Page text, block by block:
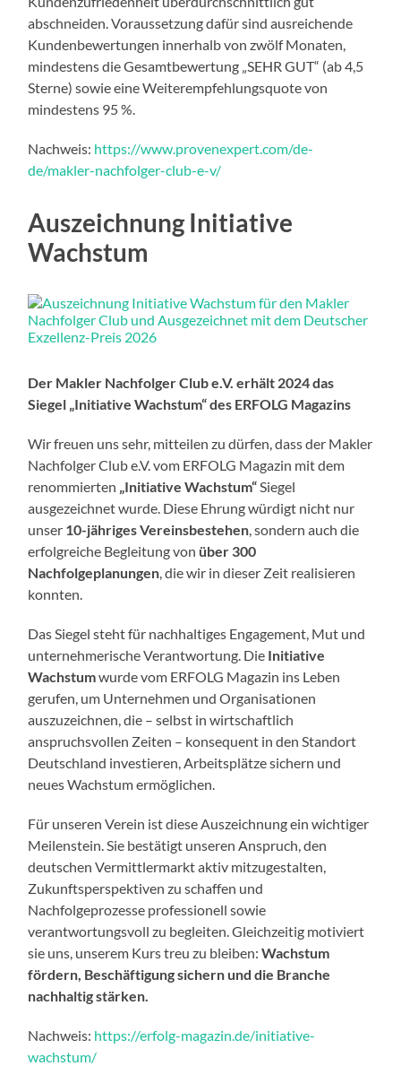
abschneiden. Voraussetzung dafür sind ausreichende
Kundenbewertungen innerhalb von zwölf Monaten,
mindestens die Gesamtbewertung „SEHR GUT“ (ab 4,5
Sterne) sowie eine Weiterempfehlungsquote von
mindestens 95 %.
Nachweis: https://www.provenexpert.com/de-
de/makler-nachfolger-club-e-v/
Auszeichnung Initiative
Wachstum
Der Makler Nachfolger Club e.V. erhält 2024 das
Siegel „Initiative Wachstum“ des ERFOLG Magazins
Wir freuen uns sehr, mitteilen zu dürfen, dass der Makler
Nachfolger Club e.V. vom ERFOLG Magazin mit dem
renommierten „Initiative Wachstum“ Siegel
ausgezeichnet wurde. Diese Ehrung würdigt nicht nur
unser 10-jähriges Vereinsbestehen , sondern auch die
erfolgreiche Begleitung von über 300
Nachfolgeplanungen , die wir in dieser Zeit realisieren
konnten.
Das Siegel steht für nachhaltiges Engagement, Mut und
unternehmerische Verantwortung. Die Initiative
Wachstumwurde vom ERFOLG Magazin ins Leben
gerufen, um Unternehmen und Organisationen
auszuzeichnen, die – selbst in wirtschaftlich
anspruchsvollen Zeiten – konsequent in den Standort
Deutschland investieren, Arbeitsplätze sichern und
neues Wachstum ermöglichen.
Für unseren Verein ist diese Auszeichnung ein wichtiger
Meilenstein. Sie bestätigt unseren Anspruch, den
deutschen Vermittlermarkt aktiv mitzugestalten,
Zukunftsperspektiven zu schaffen und
Nachfolgeprozesse professionell sowie
verantwortungsvoll zu begleiten. Gleichzeitig motiviert
sie uns, unserem Kurs treu zu bleiben:Wachstum
fördern, Beschäftigung sichern und die Branche
nachhaltig stärken.
Nachweis: https://erfolg-magazin.de/initiative-
wachstum/